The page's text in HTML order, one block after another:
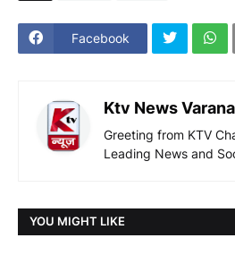
Facebook
Ktv News
Greeting from KTV
Leading News and
YOU MIGHT LIKE